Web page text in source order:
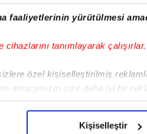
faaliyetlerinin yürütülmesi
cihazlarını tanımlayarak çalışırlar.
özel kişiselleştirilmiş
amacımızın size daha iyi bir
gelen çabayı gösterdiğimizi ve
Kişiselleştir